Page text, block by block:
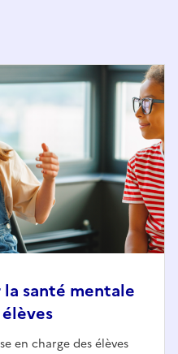
santé mentale
en charge des élèves